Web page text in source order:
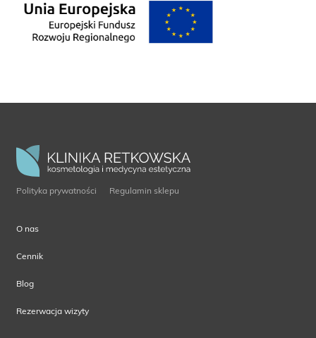
Polityka prywatności Regulamin sklepu
O nas
Cennik
Blog
Rezerwacja wizyty